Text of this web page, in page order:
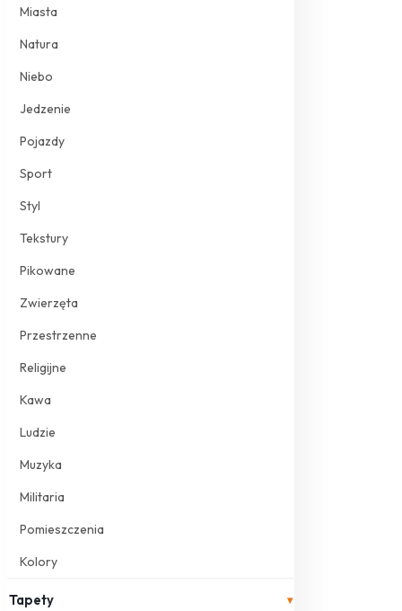
Miasta
Natura
Niebo
Jedzenie
Pojazdy
Sport
Styl
Tekstury
Pikowane
Zwierzęta
Przestrzenne
Religijne
Kawa
Ludzie
Muzyka
Militaria
Pomieszczenia
Kolory
Tapety ▾